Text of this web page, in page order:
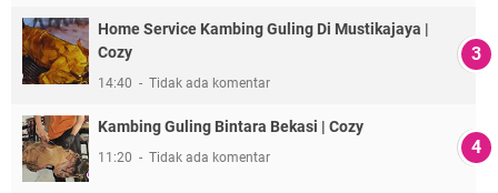
Home Service Kambing Guling Di Mustikajaya |
Cozy
14:40 Tidak ada komentar
Kambing Guling Bintara Bekasi | Cozy
11:20 Tidak ada komentar